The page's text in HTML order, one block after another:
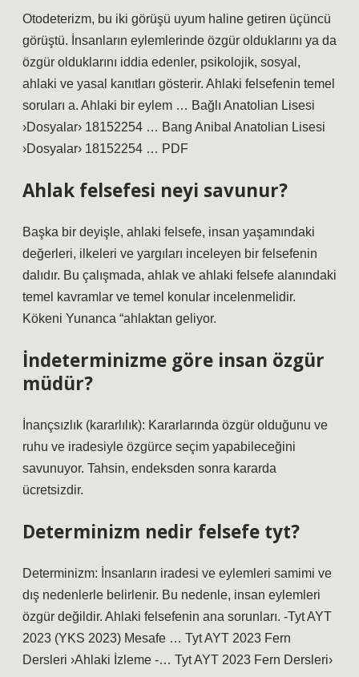
Otodeterizm, bu iki görüşü uyum haline getiren üçüncü
görüştü. İnsanların eylemlerinde özgür olduklarını ya da
özgür olduklarını iddia edenler, psikolojik, sosyal,
ahlaki ve yasal kanıtları gösterir. Ahlaki felsefenin temel
soruları a. Ahlaki bir eylem … Bağlı Anatolian Lisesi
›Dosyalar› 18152254 … Bang Anibal Anatolian Lisesi
›Dosyalar› 18152254 … PDF
Ahlak felsefesi neyi savunur?
Başka bir deyişle, ahlaki felsefe, insan yaşamındaki
değerleri, ilkeleri ve yargıları inceleyen bir felsefenin
dalıdır. Bu çalışmada, ahlak ve ahlaki felsefe alanındaki
temel kavramlar ve temel konular incelenmelidir.
Kökeni Yunanca “ahlaktan geliyor.
İndeterminizme göre insan özgür
müdür?
İnançsızlık (kararlılık): Kararlarında özgür olduğunu ve
ruhu ve iradesiyle özgürce seçim yapabileceğini
savunuyor. Tahsin, endeksden sonra kararda
ücretsizdir.
Determinizm nedir felsefe tyt?
Determinizm: İnsanların iradesi ve eylemleri samimi ve
dış nedenlerle belirlenir. Bu nedenle, insan eylemleri
özgür değildir. Ahlaki felsefenin ana sorunları. -Tyt AYT
2023 (YKS 2023) Mesafe … Tyt AYT 2023 Fern
Dersleri ›Ahlaki İzleme -… Tyt AYT 2023 Fern Dersleri›